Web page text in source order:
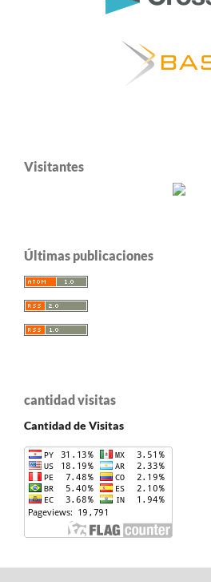
Visitantes
Últimas publicaciones
cantidad visitas
Cantidad de Visitas